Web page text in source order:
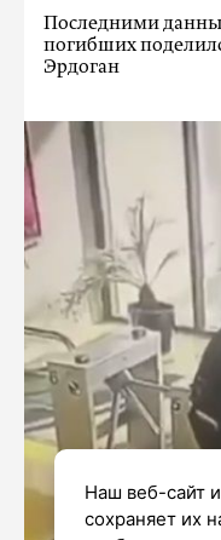
Последними
погибших
Эрдоган
Наш веб-сайт
сохраняет их